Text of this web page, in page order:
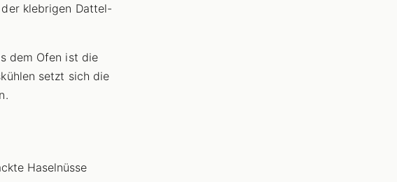
klebrigen Dattel-
dem Ofen ist die
setzt sich die
Haselnüsse